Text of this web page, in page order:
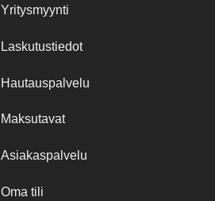
Yritysmyynti
Laskutustiedot
Hautauspalvelu
Maksutavat
Asiakaspalvelu
Oma tili